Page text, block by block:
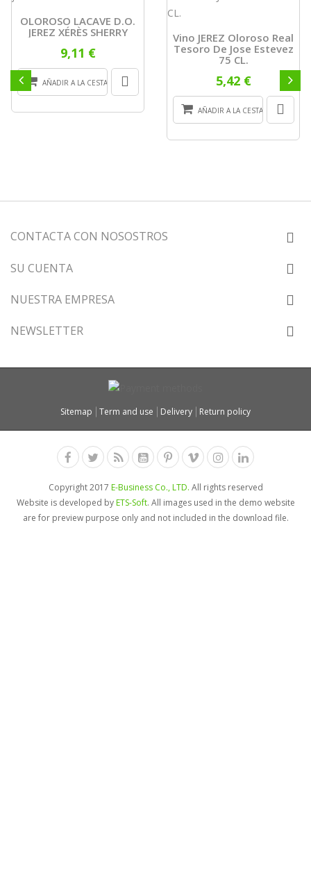
OLOROSO LACAVE D.O.
JEREZ XÉRÈS SHERRY
9,11 €
AÑADIR A LA CESTA
Vino JEREZ Oloroso Real
Tesoro De Jose Estevez
75 CL.
5,42 €
AÑADIR A LA CESTA
CONTACTA CON NOSOSTROS
SU CUENTA
NUESTRA EMPRESA
NEWSLETTER
Sitemap Term and use Delivery Return policy
Copyright 2017 E-Business Co., LTD. All rights reserved
Website is developed byETS-Soft. All images used in the demo website
are for preview purpose only and not included in the download file.